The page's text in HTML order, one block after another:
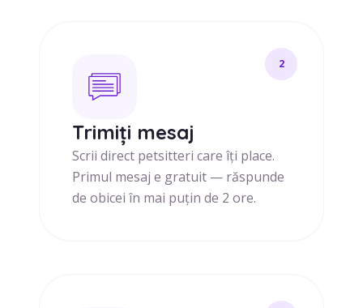
2
Trimiți mesaj
Scrii direct petsitteri care îți place.
Primul mesaj e gratuit — răspunde
de obicei în mai puțin de 2 ore.